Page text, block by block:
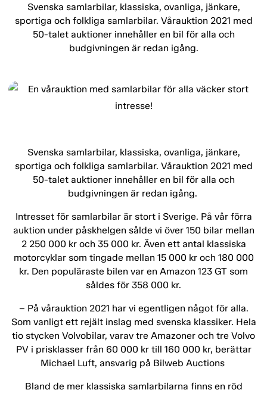
Svenska samlarbilar, klassiska, ovanliga, jänkare,
sportiga och folkliga samlarbilar. Vårauktion 2021 med
50-talet auktioner innehåller en bil för alla och
budgivningen är redan igång.
Svenska samlarbilar, klassiska, ovanliga, jänkare,
sportiga och folkliga samlarbilar. Vårauktion 2021 med
50-talet auktioner innehåller en bil för alla och
budgivningen är redan igång.
Intresset för samlarbilar är stort i Sverige. På vår förra
auktion under påskhelgen sålde vi över 150 bilar mellan
2 250 000 kr och 35 000 kr. Även ett antal klassiska
motorcyklar som tingade mellan 15 000 kr och 180 000
kr. Den populäraste bilen var en Amazon 123 GT som
såldes för 358 000 kr.
– På vårauktion 2021 har vi egentligen något för alla.
Som vanligt ett rejält inslag med svenska klassiker. Hela
tio stycken Volvobilar, varav tre Amazoner och tre Volvo
PV i prisklasser från 60 000 kr till 160 000 kr, berättar
Michael Luft, ansvarig på Bilweb Auctions
Bland de mer klassiska samlarbilarna finns en röd